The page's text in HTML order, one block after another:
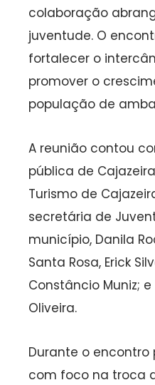
colaboração
juventude. O
fortalecer o
promover o
população de
A reunião contou
pública de
Turismo de
secretária de
município, Danila
Santa Rosa, Erick
Constâncio Muniz;
Oliveira.
Durante o
com foco na troca